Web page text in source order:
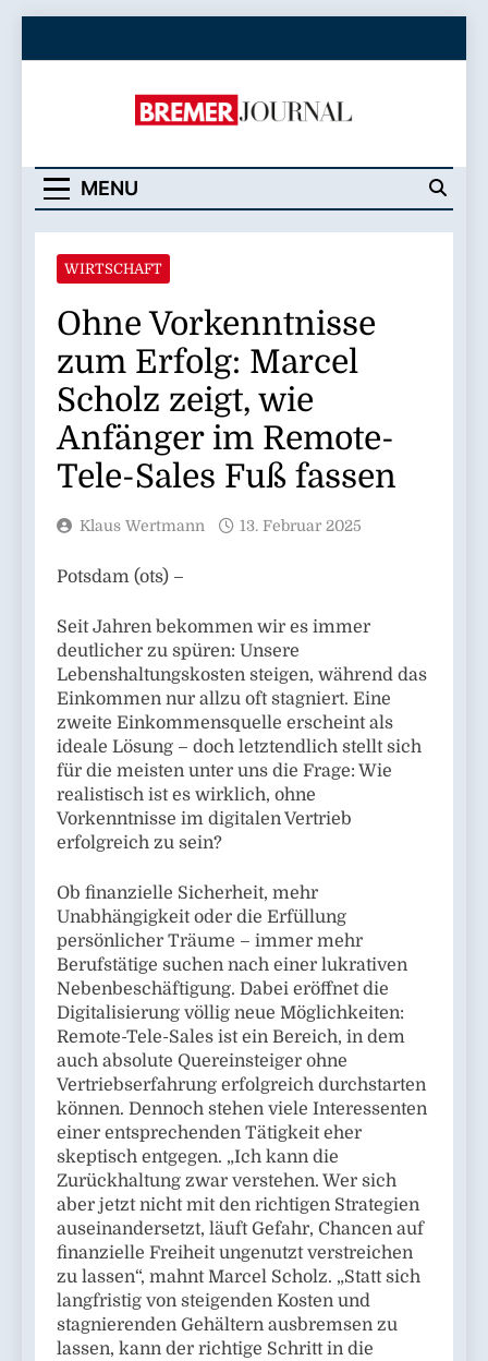
Bremer Journal
MENU
WIRTSCHAFT
Ohne Vorkenntnisse
zum Erfolg: Marcel
Scholz zeigt, wie
Anfänger im Remote-
Tele-Sales Fuß fassen
Klaus Wertmann 13. Februar 2025
Potsdam (ots) –
Seit Jahren bekommen wir es immer
deutlicher zu spüren: Unsere
Lebenshaltungskosten steigen, während das
Einkommen nur allzu oft stagniert. Eine
zweite Einkommensquelle erscheint als
ideale Lösung – doch letztendlich stellt sich
für die meisten unter uns die Frage: Wie
realistisch ist es wirklich, ohne
Vorkenntnisse im digitalen Vertrieb
erfolgreich zu sein?
Ob finanzielle Sicherheit, mehr
Unabhängigkeit oder die Erfüllung
persönlicher Träume – immer mehr
Berufstätige suchen nach einer lukrativen
Nebenbeschäftigung. Dabei eröffnet die
Digitalisierung völlig neue Möglichkeiten:
Remote-Tele-Sales ist ein Bereich, in dem
auch absolute Quereinsteiger ohne
Vertriebserfahrung erfolgreich durchstarten
können. Dennoch stehen viele Interessenten
einer entsprechenden Tätigkeit eher
skeptisch entgegen. „Ich kann die
Zurückhaltung zwar verstehen. Wer sich
aber jetzt nicht mit den richtigen Strategien
auseinandersetzt, läuft Gefahr, Chancen auf
finanzielle Freiheit ungenutzt verstreichen
zu lassen“, mahnt Marcel Scholz. „Statt sich
langfristig von steigenden Kosten und
stagnierenden Gehältern ausbremsen zu
lassen, kann der richtige Schritt in die